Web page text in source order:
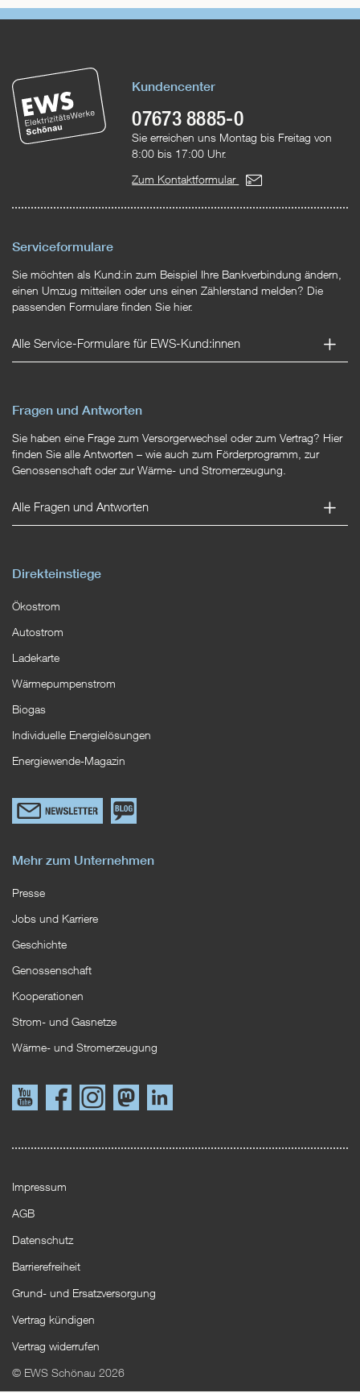
Kundencenter
07673 8885-0
Sie erreichen uns Montag bis Freitag von
8:00 bis 17:00 Uhr.
Zum Kontaktformular
Serviceformulare
Sie möchten als Kund:in zum Beispiel Ihre Bankverbindung ändern,
einen Umzug mitteilen oder uns einen Zählerstand melden? Die
passenden Formulare finden Sie hier.
Alle Service-Formulare für EWS-Kund:innen
Fragen und Antworten
Sie haben eine Frage zum Versorgerwechsel oder zum Vertrag? Hier
finden Sie alle Antworten – wie auch zum Förderprogramm, zur
Genossenschaft oder zur Wärme- und Stromerzeugung.
Alle Fragen und Antworten
Direkteinstiege
Ökostrom
Autostrom
Ladekarte
Wärmepumpenstrom
Biogas
Individuelle Energielösungen
Energiewende-Magazin
Link
zum
Newsletterformular
Zum
Blog
Mehr zum Unternehmen
Presse
Jobs und Karriere
Geschichte
Genossenschaft
Kooperationen
Strom- und Gasnetze
Wärme- und Stromerzeugung
Link
YouTube
Link
Facebook
InstagramMastodonLinkedIn
Impressum
AGB
Datenschutz
Barrierefreiheit
Grund- und Ersatzversorgung
Vertrag kündigen
Vertrag widerrufen
© EWS Schönau 2026